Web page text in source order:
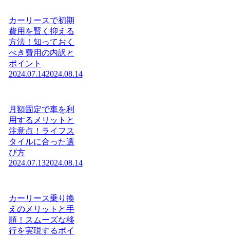
カーリースで初期
費用を賢く抑える
方法！知っておく
べき費用の内訳と
ポイント
2024.07.142024.08.14
月額固定で車を利
用するメリットと
注意点！ライフス
タイルに合った選
び方
2024.07.132024.08.14
カーリース乗り換
えのメリットと手
順！スムーズな移
行を実現するポイ